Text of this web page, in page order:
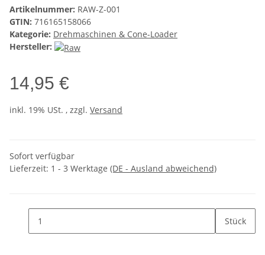
Artikelnummer: RAW-Z-001
GTIN: 716165158066
Kategorie: Drehmaschinen & Cone-Loader
Hersteller:
14,95 €
inkl. 19% USt. , zzgl. Versand
Sofort verfügbar
Lieferzeit: 1 - 3 Werktage (DE - Ausland abweichend)
Stück